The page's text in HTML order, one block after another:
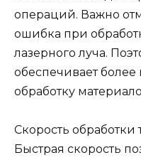
операций. Важно
ошибка при
лазерного луча.
обеспечивает
обработку
Скорость обработки
Быстрая скорость